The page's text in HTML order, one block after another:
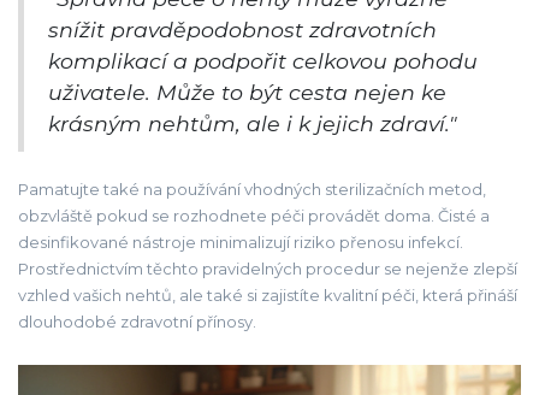
snížit pravděpodobnost zdravotních
komplikací a podpořit celkovou pohodu
uživatele. Může to být cesta nejen ke
krásným nehtům, ale i k jejich zdraví."
Pamatujte také na používání vhodných sterilizačních metod,
obzvláště pokud se rozhodnete péči provádět doma. Čisté a
desinfikované nástroje minimalizují riziko přenosu infekcí.
Prostřednictvím těchto pravidelných procedur se nejenže zlepší
vzhled vašich nehtů, ale také si zajistíte kvalitní péči, která přináší
dlouhodobé zdravotní přínosy.